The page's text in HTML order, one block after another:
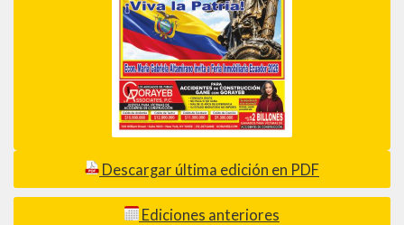
Descargar última edición en PDF
Ediciones anteriores